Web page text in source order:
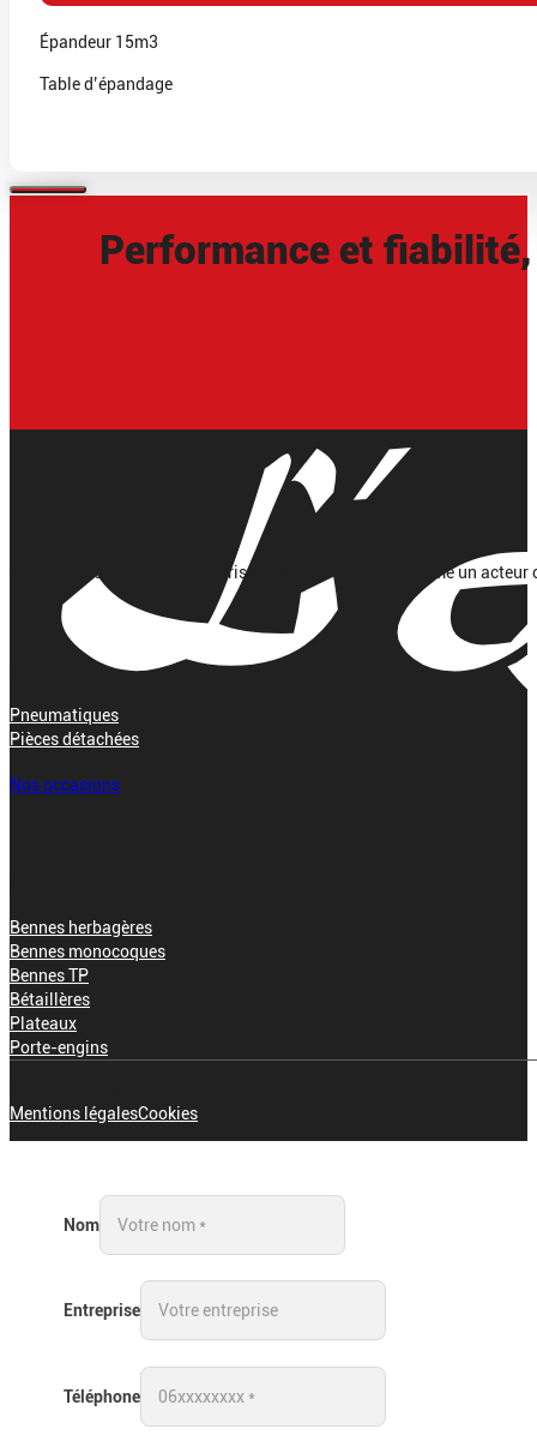
Épandeur 15m3
Table d’épandage
Performance et
L’Artésienne, c’est une entreprise qui a su s’imposer comme un
Pneumatiques
Pièces détachées
Nos occasions
Bennes herbagères
Bennes monocoques
Bennes TP
Bétaillères
Plateaux
Porte-engins
Mentions légalesCookies
Nom
Entreprise
Téléphone